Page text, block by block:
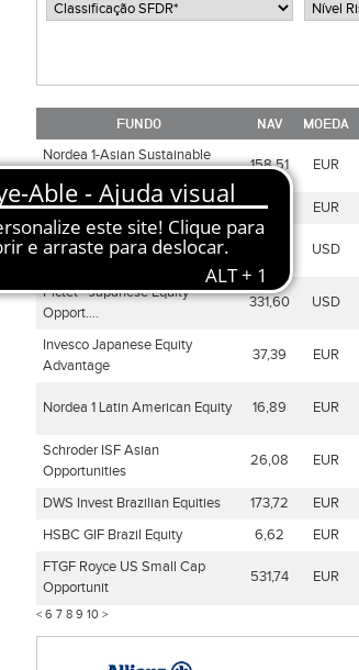
FUNDO NAV MOEDA
Nordea 1-Asian Sustainable
158,51 EUR
DWS Invest Brazilian Equities 190,32 EUR
Amundi Funds - Asia Equity
USD
Pictet - Japanese Equity
Opport....
331,60 USD
Invesco Japanese Equity
Advantage
37,39 EUR
Nordea 1 Latin American Equity 16,89 EUR
Schroder ISF Asian
Opportunities
26,08 EUR
DWS Invest Brazilian Equities 173,72 EUR
HSBC GIF Brazil Equity
6,62 EUR
FTGF Royce US Small Cap
Opportunit
531,74 EUR
< 6 7 8 9 10 >